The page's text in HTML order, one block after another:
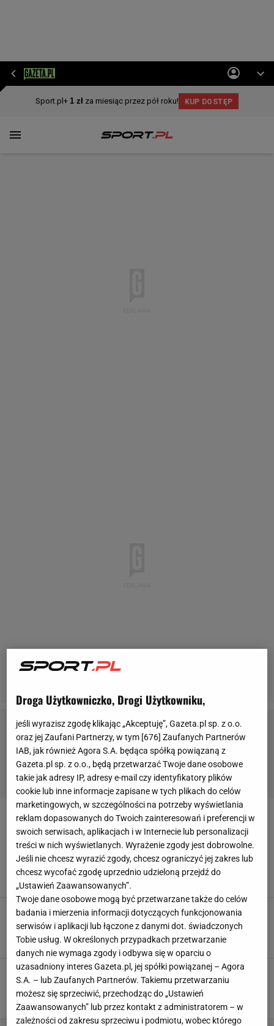
Zobacz również:
Natalia Czerwonka-taniec na lodzie-Ashley Wagner-
Dario Cologna-Felix Neureuther
NARCIARSTWO KLASYCZNE
Oto następca Małysza. Poznaliśmy nazwisko
nowego prezesa PZN
Szymon Mańkowski, 13 CZERWCA 2026, 13:49
Dziennikarz Eurosportu nie wytrzymał po MŚ.
Tak podsumował Polaków na wizji
Konrad Ferszter,9 MARCA 2025, 10:28
Pięciokrotny mistrz olimpijski nie całuje się z
dziewczyną. Tak to tłumaczy
Michał Chmielewski, 8 STYCZNIA 2025, 08:45
Droga Użytkowniczko, Drogi Użytkowniku,
jeśli wyrazisz zgodę klikając „Akceptuję”, Gazeta.pl sp. z o.o.
oraz jej Zaufani Partnerzy, w tym [676] Zaufanych Partnerów
IAB, jak również Agora S.A. będąca spółką powiązaną z
Gazeta.pl sp. z o.o., będą przetwarzać Twoje dane osobowe
takie jak adresy IP, adresy e-mail czy identyfikatory plików
cookie lub inne informacje zapisane w tych plikach do celów
marketingowych, w szczególności na potrzeby wyświetlania
reklam dopasowanych do Twoich zainteresowań i preferencji w
swoich serwisach, aplikacjach i w Internecie lub personalizacji
treści w nich wyświetlanych. Wyrażenie zgody jest dobrowolne.
Jeśli nie chcesz wyrazić zgody, chcesz ograniczyć jej zakres lub
chcesz wycofać zgodę uprzednio udzieloną przejdź do
„Ustawień Zaawansowanych”.
Twoje dane osobowe mogą być przetwarzane także do celów
badania i mierzenia informacji dotyczących funkcjonowania
serwisów i aplikacji lub łączone z danymi dot. świadczonych
Tobie usług. W określonych przypadkach przetwarzanie
danych nie wymaga zgody i odbywa się w oparciu o
uzasadniony interes Gazeta.pl, jej spółki powiązanej – Agora
S.A. – lub Zaufanych Partnerów. Takiemu przetwarzaniu
możesz się sprzeciwić, przechodząc do „Ustawień
Zaawansowanych” lub przez kontakt z administratorem – w
zależności od zakresu sprzeciwu i podmiotu, wobec którego